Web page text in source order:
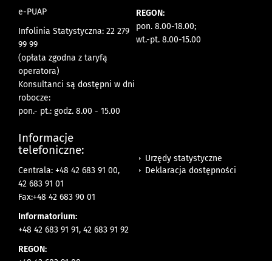
e-PUAP
Infolinia Statystyczna: 22 279
99 99
(opłata zgodna z taryfą
operatora)
Konsultanci są dostępni w dni
robocze:
pon.- pt.: godz. 8.00 - 15.00
REGON:
pon. 8.00-18.00;
wt.-pt. 8.00-15.00
Informacje
telefoniczne:
Centrala: +48 42 683 91 00,
42 683 91 01
Fax:+48 42 683 90 01
Informatorium:
+48 42 683 91 91, 42 683 91 92
REGON:
Urzędy statystyczne
Deklaracja dostępności